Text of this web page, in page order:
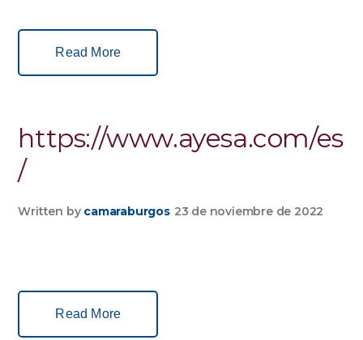
Read More
https://www.ayesa.com/es
/
Written by camaraburgos 23 de noviembre de 2022
Read More